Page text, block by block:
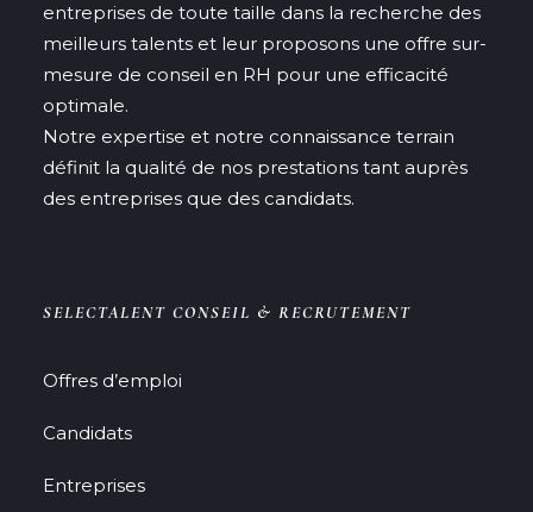
entreprises de toute taille dans la recherche des
meilleurs talents et leur proposons une offre sur-
mesure de conseil en RH pour une efficacité
optimale.
Notre expertise et notre connaissance terrain
définit la qualité de nos prestations tant auprès
des entreprises que des candidats.
SELECTALENT CONSEIL & RECRUTEMENT
Offres d’emploi
Candidats
Entreprises